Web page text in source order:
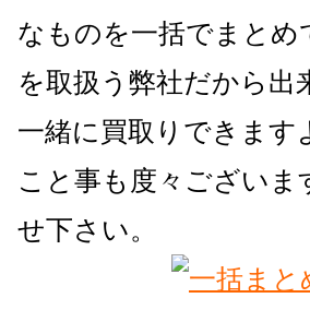
なものを一括でまとめ
を取扱う弊社だから出
一緒に買取りできます
こと事も度々ござい
せ下さい。